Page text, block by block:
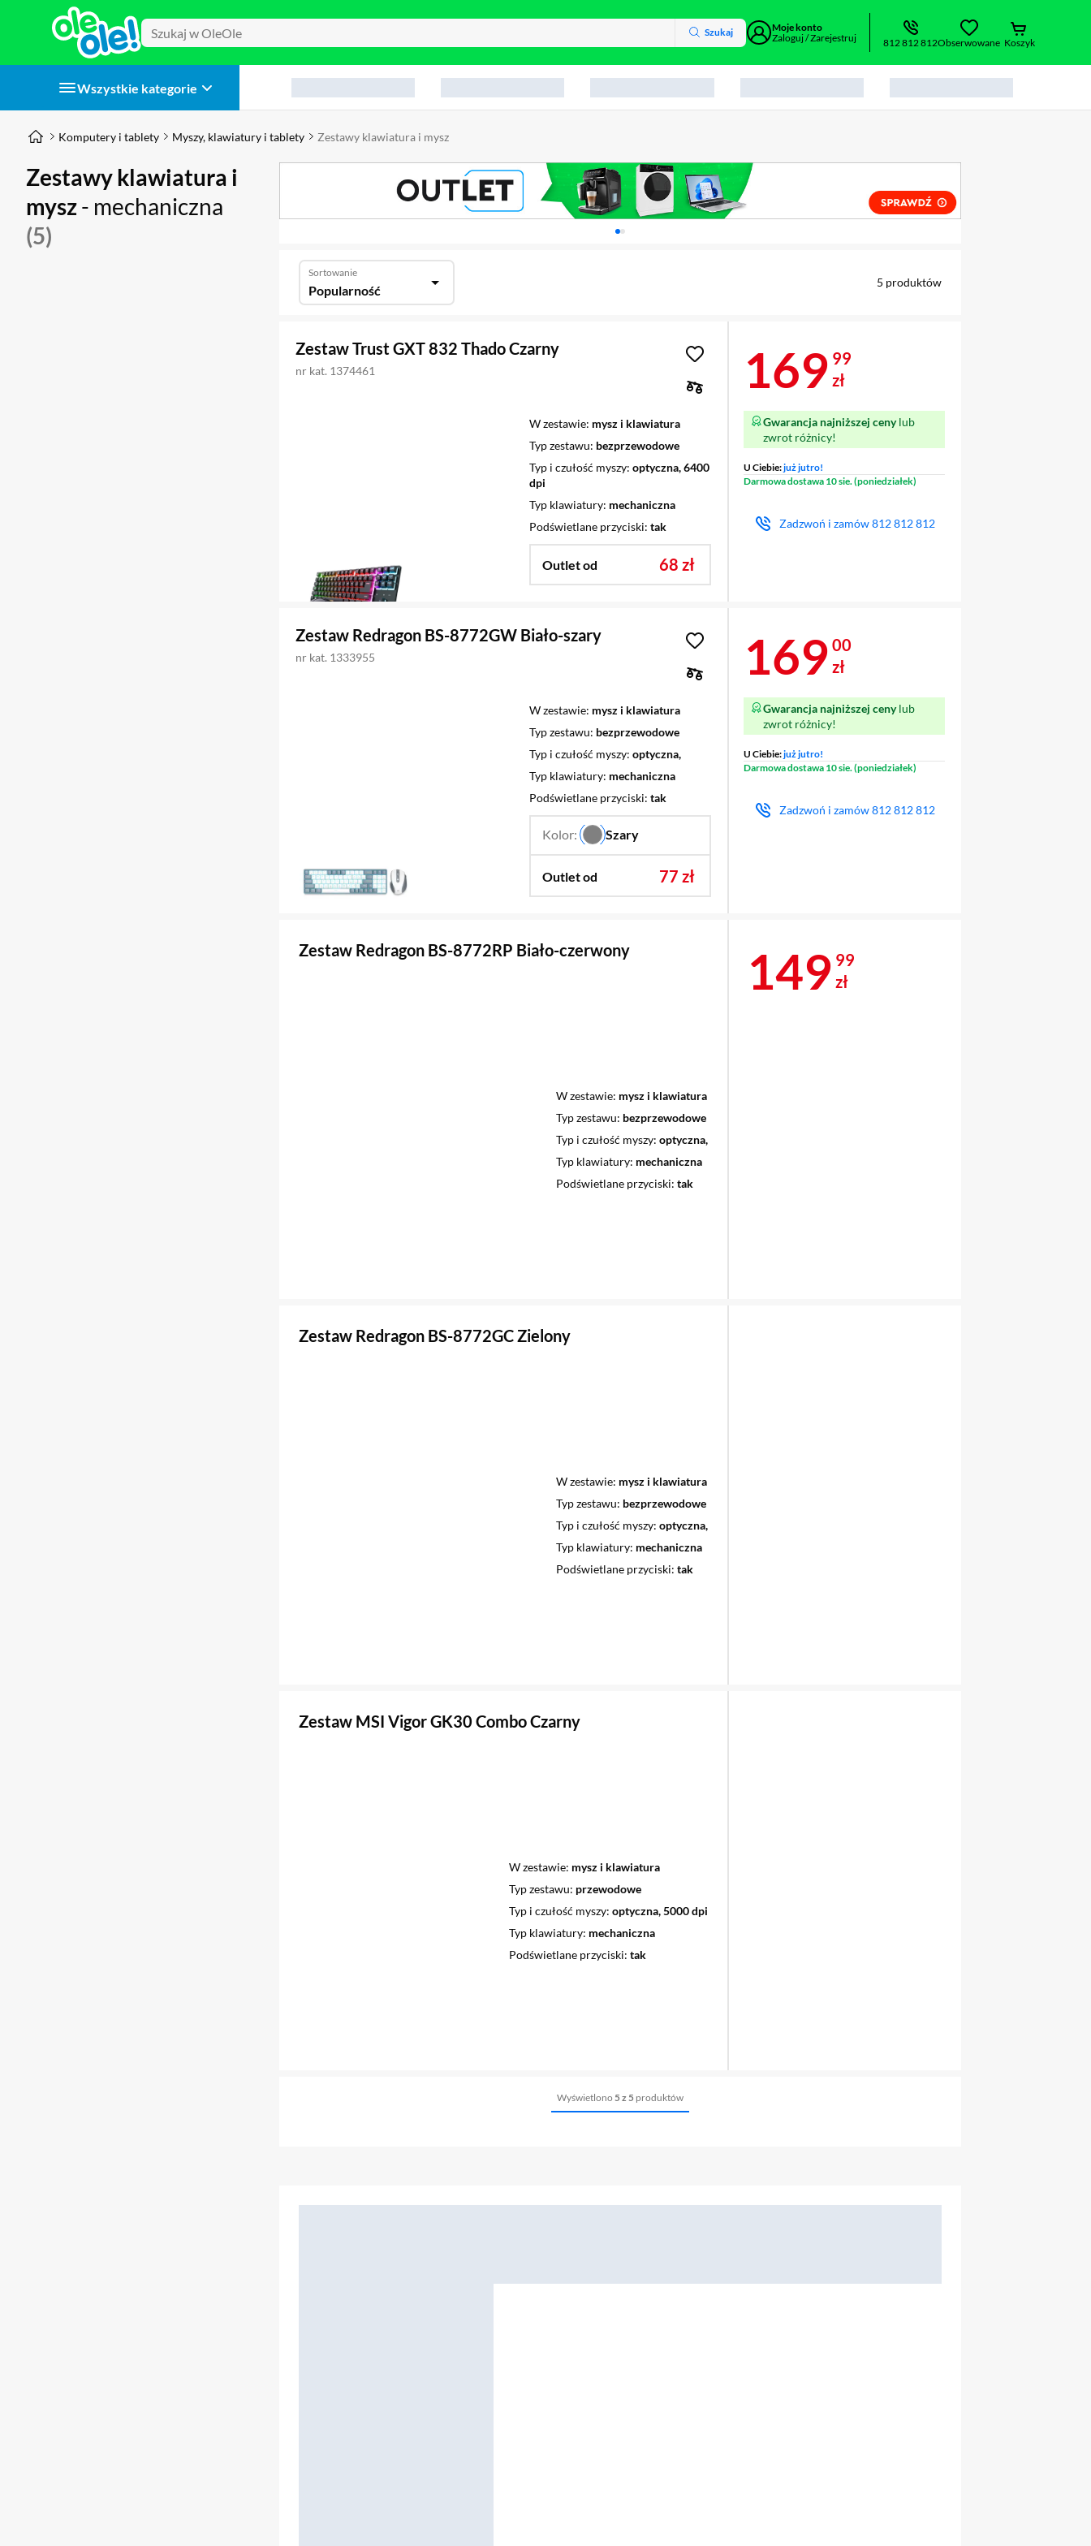
Szukaj
Moje konto
Zaloguj / Zarejestruj
812 812 812Obserwowane Koszyk
Wszystkie kategorie
Karuzela z banerami, aktualny element 1 z 2
Komputery i tablety Myszy, klawiatury i tablety Zestawy klawiatura i mysz
Zestawy klawiatura i
mysz- mechaniczna
(5)
Sortowanie
Popularność 5 produktów
Zestaw Trust GXT 832 Thado Czarny
nr kat. 1374461
W zestawie mysz i klawiatura
Typ zestawu bezprzewodowe
Typ i czułość myszy optyczna, 6400
dpi
Typ klawiatury mechaniczna
Podświetlane przyciski tak
Outlet od 68 zł
Cena 169,99 zł
169 99
zł
Gwarancja najniższej cenylub
zwrot różnicy!
U Ciebie:już jutro!
Darmowa dostawa 10 sie. (poniedziałek)
Zadzwoń i zamów812 812 812
Zestaw Redragon BS-8772GW Biało-szary
nr kat. 1333955
W zestawie mysz i klawiatura
Typ zestawu bezprzewodowe
Typ i czułość myszy optyczna,
Typ klawiatury mechaniczna
Podświetlane przyciski tak
Kolor: Szary
Outlet od 77 zł
Cena 169 zł
169 00
zł
Gwarancja najniższej cenylub
zwrot różnicy!
U Ciebie:już jutro!
Darmowa dostawa 10 sie. (poniedziałek)
Zadzwoń i zamów812 812 812
Zestaw Redragon BS-8772RP Biało-czerwony
W zestawie mysz i klawiatura
Typ zestawu bezprzewodowe
Typ i czułość myszy optyczna,
Typ klawiatury mechaniczna
Podświetlane przyciski tak
Cena 149,99 zł
149 99
zł
Zestaw Redragon BS-8772GC Zielony
W zestawie mysz i klawiatura
Typ zestawu bezprzewodowe
Typ i czułość myszy optyczna,
Typ klawiatury mechaniczna
Podświetlane przyciski tak
Zestaw MSI Vigor GK30 Combo Czarny
W zestawie mysz i klawiatura
Typ zestawu przewodowe
Typ i czułość myszy optyczna, 5000 dpi
Typ klawiatury mechaniczna
Podświetlane przyciski tak
Wyświetlono 5 z 5 produktów